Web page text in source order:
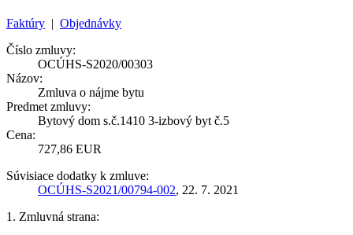
Faktúry | Objednávky
Číslo zmluvy:
OCÚHS-S2020/00303
Názov:
Zmluva o nájme bytu
Predmet zmluvy:
Bytový dom s.č.1410 3-izbový byt č.5
Cena:
727,86 EUR
Súvisiace dodatky k zmluve:
OCÚHS-S2021/00794-002, 22. 7. 2021
1. Zmluvná strana: